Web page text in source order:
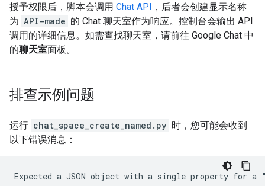
授予权限后，脚本会调用 Chat API ，后者会创建显示名称
为 API-made 的 Chat 聊天室作为响应。控制台会输出 API
调用的详细信息。如需查找聊天室，请前往 Google Chat 中
的聊天室面板。
排查示例问题
运行 chat_space_create_named.py 时，您可能会收到
以下错误消息：